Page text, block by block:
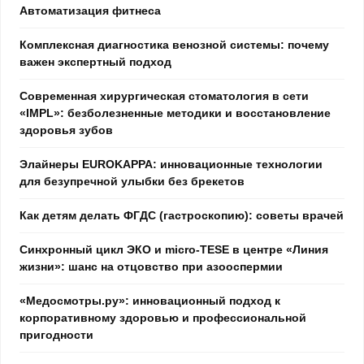
Автоматизация фитнеса
Комплексная диагностика венозной системы: почему
важен экспертный подход
Современная хирургическая стоматология в сети
«IMPL»: безболезненные методики и восстановление
здоровья зубов
Элайнеры EUROKAPPA: инновационные технологии
для безупречной улыбки без брекетов
Как детям делать ФГДС (гастроскопию): советы врачей
Синхронный цикл ЭКО и micro-TESE в центре «Линия
жизни»: шанс на отцовство при азооспермии
«Медосмотры.ру»: инновационный подход к
корпоративному здоровью и профессиональной
пригодности